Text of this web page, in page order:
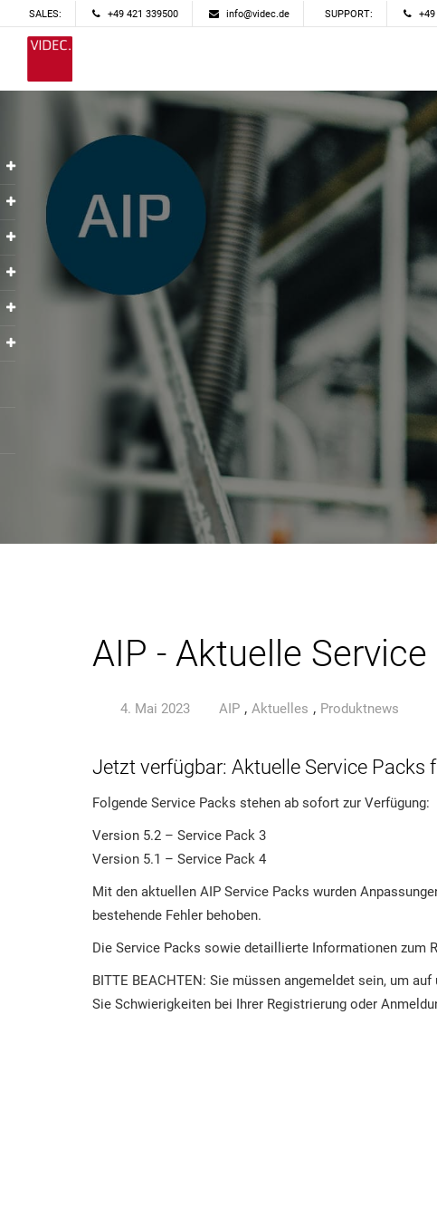
SALES: +49 421 339500 info@videc.de SUPPORT:
AIP - Aktuelle
4. Mai 2023 AIP , Aktuelles , Produktnews
Jetzt verfügbar: Aktuelle Service Packs
Folgende Service Packs stehen ab sofort zur Verfügung:
Version 5.2 – Service Pack 3
Version 5.1 – Service Pack 4
Mit den aktuellen AIP Service Packs wurden
bestehende Fehler behoben.
Die Service Packs sowie detaillierte Informationen zum
BITTE BEACHTEN: Sie müssen angemeldet sein, um
Sie Schwierigkeiten bei Ihrer Registrierung oder